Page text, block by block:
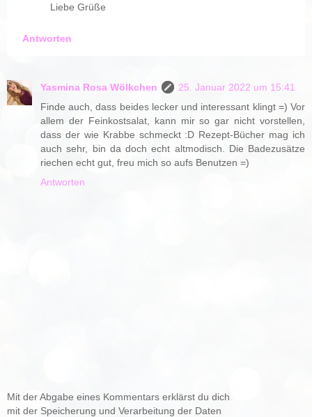
Liebe Grüße
Antworten
Yasmina Rosa Wölkchen
25. Januar 2022 um 15:41
Finde auch, dass beides lecker und interessant klingt =) Vor
allem der Feinkostsalat, kann mir so gar nicht vorstellen,
dass der wie Krabbe schmeckt :D Rezept-Bücher mag ich
auch sehr, bin da doch echt altmodisch. Die Badezusätze
riechen echt gut, freu mich so aufs Benutzen =)
Antworten
Mit der Abgabe eines Kommentars erklärst du dich
mit der Speicherung und Verarbeitung der Daten